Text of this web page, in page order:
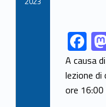
Link identifier share facebook archive #share-link-archive-94797F
ac
e
b
A causa
lezione di
ore 16:00